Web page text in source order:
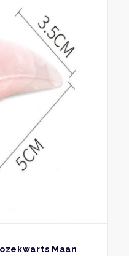
Maan